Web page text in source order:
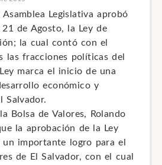
Legislativa aprobó
21 de Agosto, la Ley de
la cual contó con el
las fracciones políticas del
marca el inicio de una
económico y
Salvador.
Bolsa de Valores, Rolando
la aprobación de la Ley
importante logro para el
de El Salvador, con el cual